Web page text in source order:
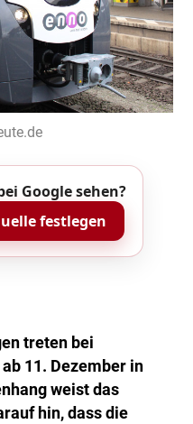
Google sehen?
festlegen
treten bei
11. Dezember in
weist das
hin, dass die